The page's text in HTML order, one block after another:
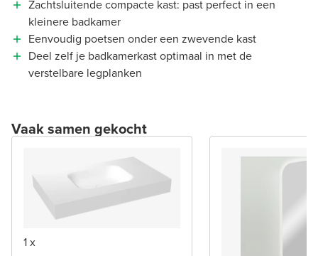
Zachtsluitende compacte kast: past perfect in een
kleinere badkamer
Eenvoudig poetsen onder een zwevende kast
Deel zelf je badkamerkast optimaal in met de
verstelbare legplanken
Vaak samen gekocht
1 x